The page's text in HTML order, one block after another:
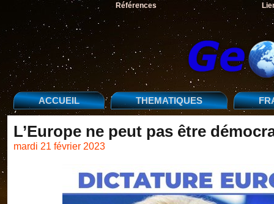
Références
ACCUEIL THEMATIQUES
L’Europe ne peut pas être
mardi 21 février 2023